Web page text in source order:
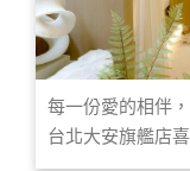
每一份愛的相伴
台北大安旗艦店喜